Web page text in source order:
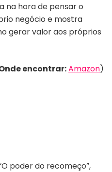
na hora de pensar o
negócio e mostra
gerar valor aos próprios
encontrar:Amazon)
poder do recomeço”,